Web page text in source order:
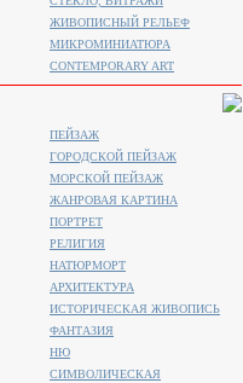
ЖИВОПИСНЫЙ РЕЛЬЕФ
МИКРОМИНИАТЮРА
CONTEMPORARY ART
ПЕЙЗАЖ
ГОРОДСКОЙ ПЕЙЗАЖ
МОРСКОЙ ПЕЙЗАЖ
ЖАНРОВАЯ КАРТИНА
ПОРТРЕТ
РЕЛИГИЯ
НАТЮРМОРТ
АРХИТЕКТУРА
ИСТОРИЧЕСКАЯ ЖИВОПИСЬ
ФАНТАЗИЯ
НЮ
СИМВОЛИЧЕСКАЯ